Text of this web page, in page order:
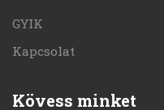
GYIK
Kapcsolat
Kövess minket